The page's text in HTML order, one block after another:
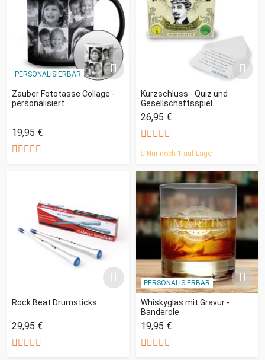
PERSONALISIERBAR
Zauber Fototasse Collage -
personalisiert
19,95 €
Kurzschluss - Quiz und
Gesellschaftsspiel
26,95 €
Nur noch 1 auf Lager
Rock Beat Drumsticks
29,95 €
PERSONALISIERBAR
Whiskyglas mit Gravur -
Banderole
19,95 €